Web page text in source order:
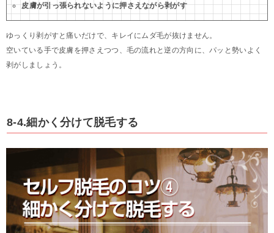
皮膚が引っ張られないように押さえながら剥がす
ゆっくり剥がすと痛いだけで、キレイにムダ毛が抜けません。
空いている手で皮膚を押さえつつ、毛の流れと逆の方向に、パッと勢いよく
剥がしましょう。
8-4.細かく分けて脱毛する